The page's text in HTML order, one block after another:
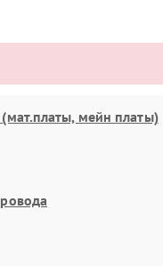
мейн платы)